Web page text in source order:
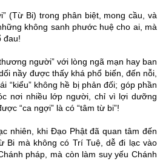
(Từ Bi) trong phân biệt, mong cầu, và
không sanh phước huệ cho ai, mà
đau!
người” với lòng ngã mạn hay ban
nầy được thấy khá phổ biến, đến nỗi,
“kiểu” không hề bị phản đối; góp phần
nơi nhiều lớp người, chỉ vì lợi dưỡng
“ca ngợi” là có “tâm từ bi”!
nhiên, khi Đạo Phật đã quan tâm đến
Bi mà không có Trí Tuệ, dễ đi lạc vào
pháp, mà còn làm suy yếu Chánh